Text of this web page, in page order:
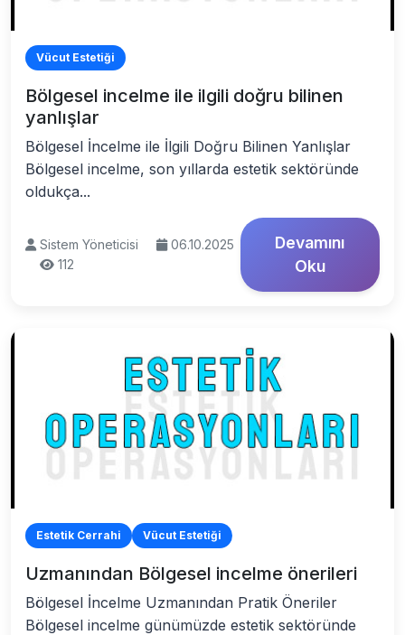
Vücut Estetiği
Bölgesel incelme ile ilgili doğru bilinen
yanlışlar
Bölgesel İncelme ile İlgili Doğru Bilinen Yanlışlar
Bölgesel incelme, son yıllarda estetik sektöründe
oldukça...
Sistem Yöneticisi
06.10.2025
112
Devamını
Oku
Estetik Cerrahi Vücut Estetiği
Uzmanından Bölgesel incelme önerileri
Bölgesel İncelme Uzmanından Pratik Öneriler
Bölgesel incelme günümüzde estetik sektöründe